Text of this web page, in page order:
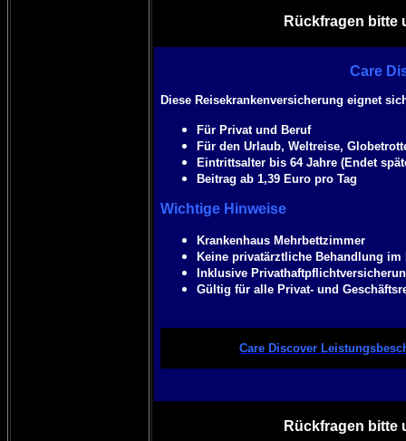
Rückfragen bitte
Care
Diese Reisekrankenversicherung eignet
Für Privat und Beruf
Für den Urlaub, Weltreise,
Eintrittsalter bis 64 Jahre (Endet
Beitrag ab 1,39 Euro pro Tag
Wichtige Hinweise
Krankenhaus Mehrbettzimmer
Keine privatärztliche Behandlung im
Inklusive
Gültig für alle Privat- und
Care Discover
Rückfragen bitte